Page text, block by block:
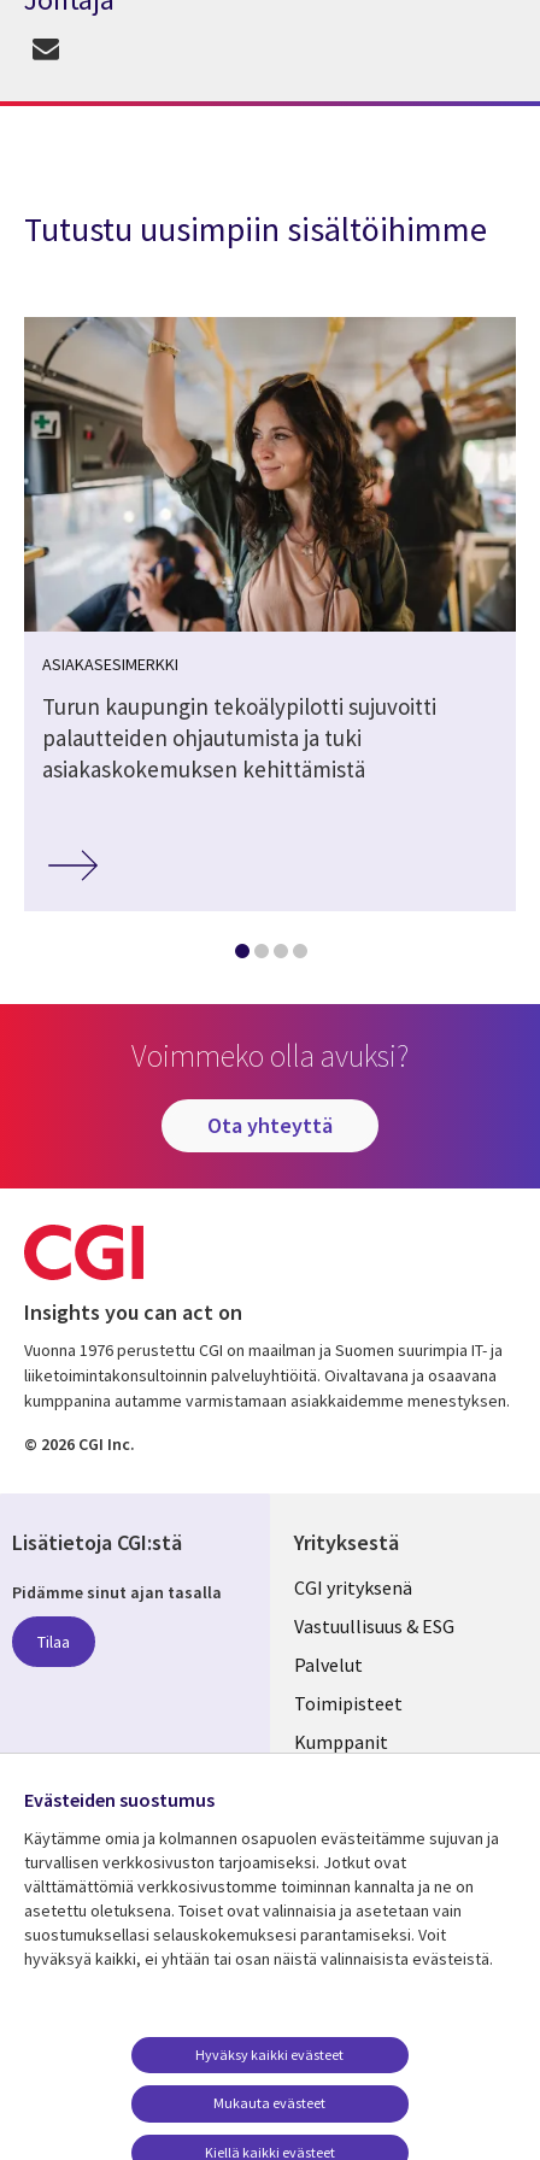
Tutustu uusimpiin sisältöihimme
ASIAKASESIMERKKI
Turun kaupungin tekoälypilotti sujuvoitti
palautteiden ohjautumista ja tuki
asiakaskokemuksen kehittämistä
Voimmeko olla avuksi?
ota yhteyttä
Insights you can act on
Vuonna 1976 perustettu CGI on maailman ja Suomen suurimpia IT- ja
liiketoimintakonsultoinnin palveluyhtiöitä. Oivaltavana ja osaavana
kumppanina autamme varmistamaan asiakkaidemme menestyksen.
© 2026 CGI Inc.
Yrityksestä
Useful
links
FINLAND
CGI yrityksenä
Vastuullisuus & ESG
Palvelut
Toimipisteet
Kumppanit
Resurssikeskus
Library
FINLAND
Asiakastarinat
Lisätietoa
Legal
Tietosuoja
Käyttöehdot
Yhteystiedot
Evästeasetuksesi
Lisätietoja CGI:stä
Pidämme sinut ajan tasalla
Tilaa
Media
FINLAND
Evästeiden suostumus
Käytämme omia ja kolmannen osapuolen evästeitämme sujuvan ja
turvallisen verkkosivuston tarjoamiseksi. Jotkut ovat
välttämättömiä verkkosivustomme toiminnan kannalta ja ne on
asetettu oletuksena. Toiset ovat valinnaisia ​​ja asetetaan vain
suostumuksellasi selauskokemuksesi parantamiseksi. Voit
hyväksyä kaikki, ei yhtään tai osan näistä valinnaisista evästeistä.
Mukauta evästeet
Hyväksy kaikki evästeet
Kiellä kaikki evästeet